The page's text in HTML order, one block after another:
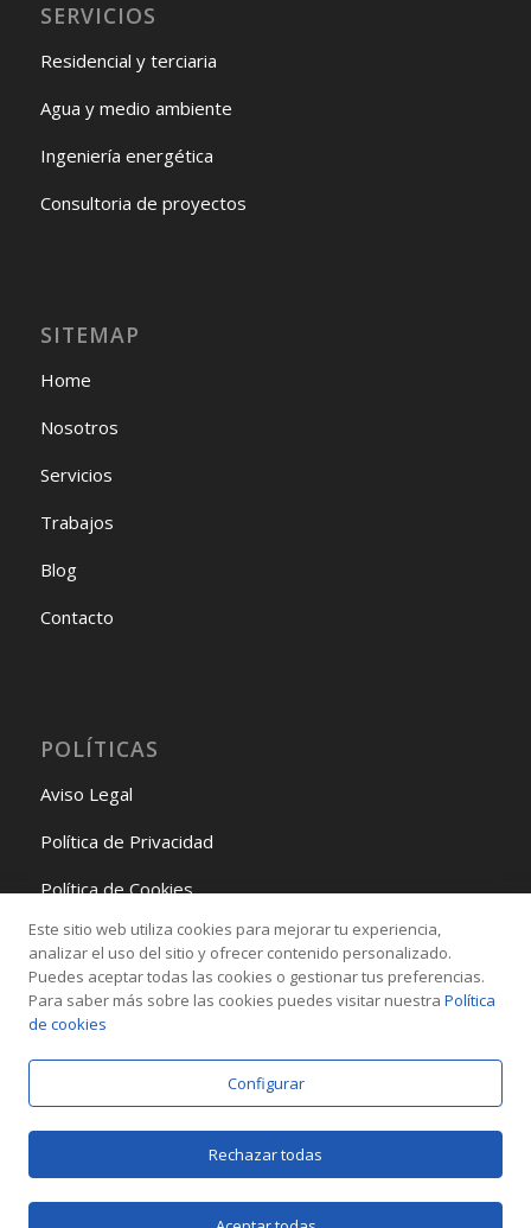
SERVICIOS
Residencial y terciaria
Agua y medio ambiente
Ingeniería energética
Consultoria de proyectos
SITEMAP
Home
Nosotros
Servicios
Trabajos
Blog
Contacto
POLÍTICAS
Aviso Legal
Política de Privacidad
Política de Cookies
Política de Gestión
REDES SOCIALES
Este sitio web utiliza cookies para mejorar tu experiencia,
analizar el uso del sitio y ofrecer contenido personalizado.
Puedes aceptar todas las cookies o gestionar tus preferencias.
Para saber más sobre las cookies puedes visitar nuestra Política
de cookies
Configurar
Rechazar todas